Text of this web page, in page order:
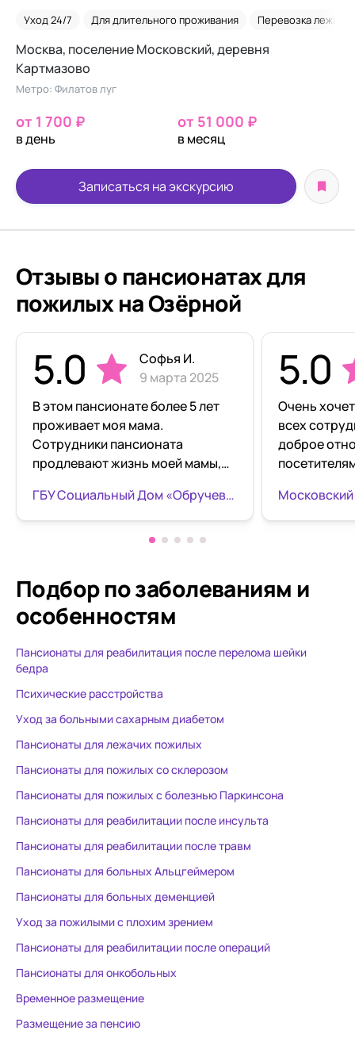
Уход 24/7 Для длительного проживания Перевозка лежачих
Москва, поселение Московский, деревня
Картмазово
Метро: Филатов луг
от 1 700 ₽
в день
от 51 000 ₽
в месяц
Записаться на экскурсию
Отзывы о пансионатах для
пожилых на Озёрной
5.0
Софья И.
9 марта 2025
В этом пансионате более 5 лет
проживает моя мама.
Сотрудники пансионата
продлевают жизнь моей мамы,
помощь во всех
обстоятельствах. Навещая маму,
я всегда вижу ее в хорошем
ухоженная, накормленная.
Постоянно маму задействуют в
различные занятия. Дома мама
советские фильмы. Огромная
благодарность заведующей
отделением 4 этажа корпуса «А»
Алле Вадимовне Волковской,
старшей медсестре Ирине
Владимировне Бакутовой за
внимание, заботу и
профессионализм. Также
выражаю благодарность
психологу Ксении
Владимировне, реабилитологу
Елене Николаевне за
интересные занятия, тренинги и
настроение мамы,
благодарность медсестрам,
сиделкам за уход, отзывчивость
и чуткое отношение к нашей
мамочке. Заведующей филиалом
Кристине Размиковне Гаспарян
неравнодушие и помощь в
ГБУ Социальный Дом «Обручевский» «Тропарёво»
5.0
Очень
всех
доброе
Отдыхали в
время
Очень чисто в
научиться
Подбор по заболеваниям и
особенностям
Пансионаты для реабилитация после перелома шейки
бедра
Психические расстройства
Уход за больными сахарным диабетом
Пансионаты для лежачих пожилых
Пансионаты для пожилых со склерозом
Пансионаты для пожилых с болезнью Паркинсона
Пансионаты для реабилитации после инсульта
Пансионаты для реабилитации после травм
Пансионаты для больных Альцгеймером
Пансионаты для больных деменцией
Уход за пожилыми с плохим зрением
Пансионаты для реабилитации после операций
Пансионаты для онкобольных
Временное размещение
Размещение за пенсию